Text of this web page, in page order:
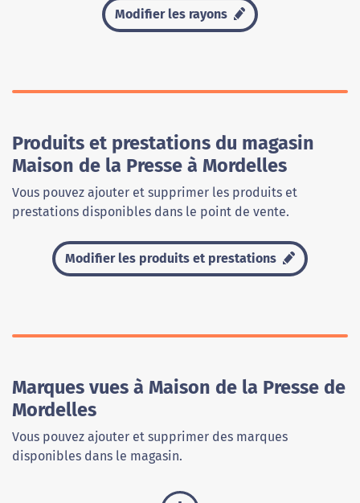
Modifier les rayons
Produits et prestations du magasin
Maison de la Presse à Mordelles
Vous pouvez ajouter et supprimer les produits et
prestations disponibles dans le point de vente.
Modifier les produits et prestations
Marques vues à Maison de la Presse de
Mordelles
Vous pouvez ajouter et supprimer des marques
disponibles dans le magasin.